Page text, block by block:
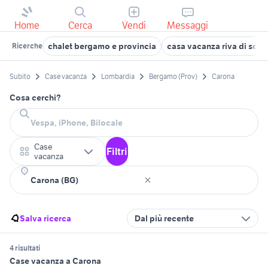
Home Cerca Vendi Messaggi
Ricerche chalet bergamo e provincia casa vacanza riva di solto
Subito Case vacanza Lombardia Bergamo (Prov) Carona
Cosa cerchi?
Case
vacanza
Filtri
Salva ricerca Dal più recente
4 risultati
Case vacanza a Carona